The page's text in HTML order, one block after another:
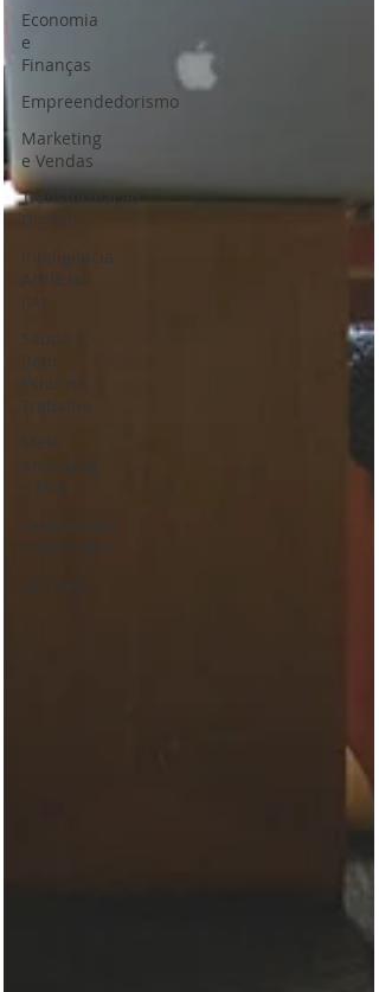
Economia
e
Finanças
Empreendedorismo
Marketing
e Vendas
Transformação
Digital